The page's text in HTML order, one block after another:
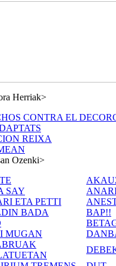
>
CONTRA EL
REIXA
>
SAY
ETA PETTI
BADA
BAP!!
MUGAN